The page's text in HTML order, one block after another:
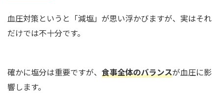
血圧対策というと「減塩」が思い浮かびますが、実はそれ
だけでは不十分です。
確かに塩分は重要ですが、 食事全体のバランスが血圧に影
響します。